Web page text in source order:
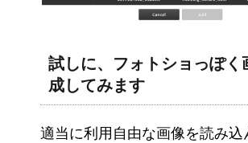
試しに、フォトショっぽく
成してみます
適当に利用自由な画像を読み込